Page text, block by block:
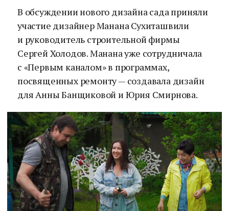
В обсуждении нового дизайна сада приняли
участие дизайнер Манана Сухиташвили
и руководитель строительной фирмы
Сергей Холодов. Манана уже сотрудничала
с «Первым каналом» в программах,
посвященных ремонту — создавала дизайн
для Анны Банщиковой и Юрия Смирнова.